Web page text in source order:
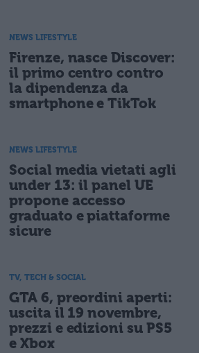
NEWS LIFESTYLE
Firenze, nasce Discover:
il primo centro contro
la dipendenza da
smartphone e TikTok
NEWS LIFESTYLE
Social media vietati agli
under 13: il panel UE
propone accesso
graduato e piattaforme
sicure
TV, TECH & SOCIAL
GTA 6, preordini aperti:
uscita il 19 novembre,
prezzi e edizioni su PS5
e Xbox